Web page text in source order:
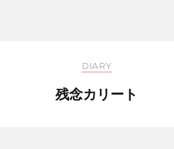
DIARY
残念カリート